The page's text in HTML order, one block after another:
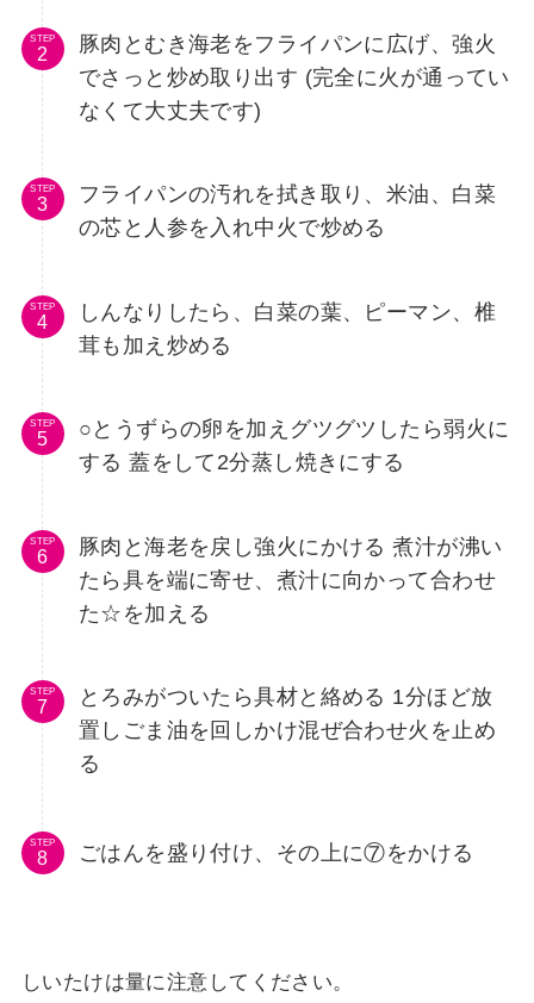
STEP
豚肉とむき海老をフライパンに広げ、強火
でさっと炒め取り出す (完全に火が通ってい
なくて大丈夫です)
STEP
フライパンの汚れを拭き取り、米油、白菜
の芯と人参を入れ中火で炒める
STEP
しんなりしたら、白菜の葉、ピーマン、椎
茸も加え炒める
STEP
○とうずらの卵を加えグツグツしたら弱火に
する 蓋をして2分蒸し焼きにする
STEP
豚肉と海老を戻し強火にかける 煮汁が沸い
たら具を端に寄せ、煮汁に向かって合わせ
た☆を加える
STEP
とろみがついたら具材と絡める 1分ほど放
置しごま油を回しかけ混ぜ合わせ火を止め
る
STEP ごはんを盛り付け、その上に⑦をかける
しいたけは量に注意してください。